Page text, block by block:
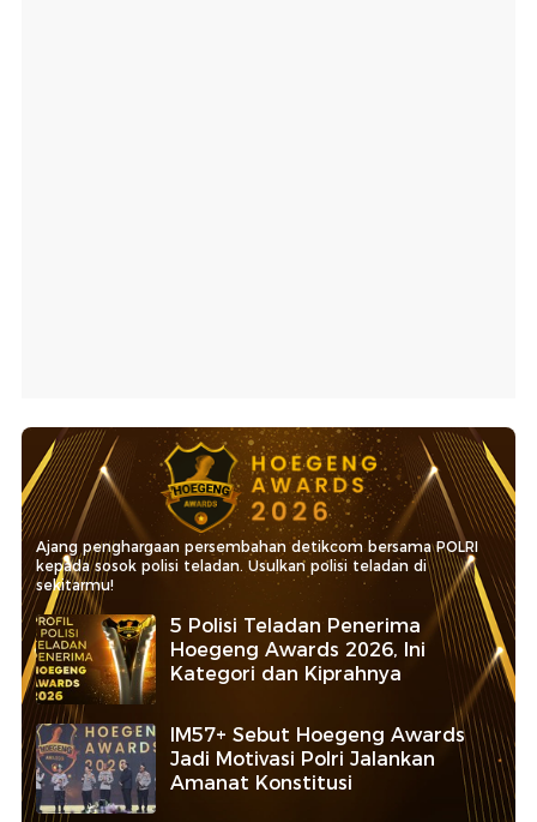
Ajang penghargaan persembahan detikcom bersama POLRI
kepada sosok polisi teladan. Usulkan polisi teladan di
sekitarmu!
5 Polisi Teladan Penerima
Hoegeng Awards 2026, Ini
Kategori dan Kiprahnya
IM57+ Sebut Hoegeng Awards
Jadi Motivasi Polri Jalankan
Amanat Konstitusi